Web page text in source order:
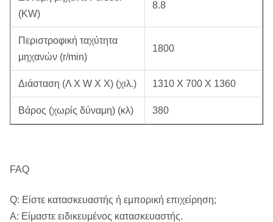
(KW)
8.8
Περιστροφική ταχύτητα
μηχανών (r/min)
1800
Διάσταση (Λ Χ W Χ Χ) (χιλ.) 1310 X 700 X 1360
Βάρος (χωρίς δύναμη) (κλ) 380
FAQ
Q: Είστε κατασκευαστής ή εμπορική επιχείρηση;
Α: Είμαστε ειδικευμένος κατασκευαστής.